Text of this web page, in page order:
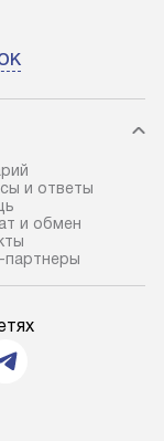
и ответы
и обмен
партнеры